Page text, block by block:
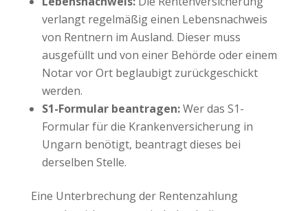
verlangt regelmäßig einen Lebensnachweis
von Rentnern im Ausland. Dieser muss
ausgefüllt und von einer Behörde oder einem
Notar vor Ort beglaubigt zurückgeschickt
werden.
S1-Formular beantragen:Wer das S1-
Formular für die Krankenversicherung in
Ungarn benötigt, beantragt dieses bei
derselben Stelle.
Eine Unterbrechung der Rentenzahlung